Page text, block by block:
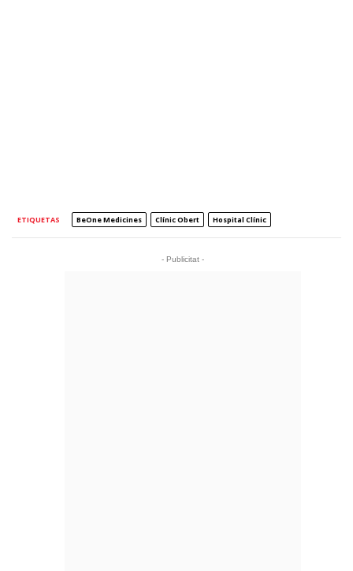
ETIQUETAS BeOne Medicines Clínic Obert Hospital Clínic
- Publicitat -